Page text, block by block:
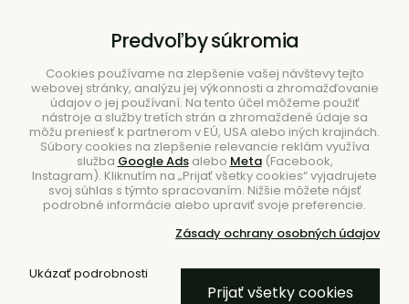
Hľadať
Úvod Nábytok Stolíky Záhradné stolíky
Predvoľby súkromia
Cookies používame na zlepšenie vašej návštevy tejto
webovej stránky, analýzu jej výkonnosti a zhromažďovanie
údajov o jej používaní. Na tento účel môžeme použiť
nástroje a služby tretích strán a zhromaždené údaje sa
môžu preniesť k partnerom v EÚ, USA alebo iných krajinách.
Súbory cookies na zlepšenie relevancie reklám využíva
služba Google Adsalebo Meta(Facebook,
Instagram). Kliknutím na „Prijať všetky cookies“ vyjadrujete
svoj súhlas s týmto spracovaním. Nižšie môžete nájsť
podrobné informácie alebo upraviť svoje preferencie.
Zásady ochrany osobných údajov
Ukázať podrobnosti
Prijať všetky cookies